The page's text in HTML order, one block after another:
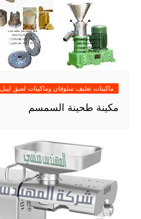
ماكينات تغليف سلوفان وماكينات لصق ليبل
مكينة طحينة السمسم